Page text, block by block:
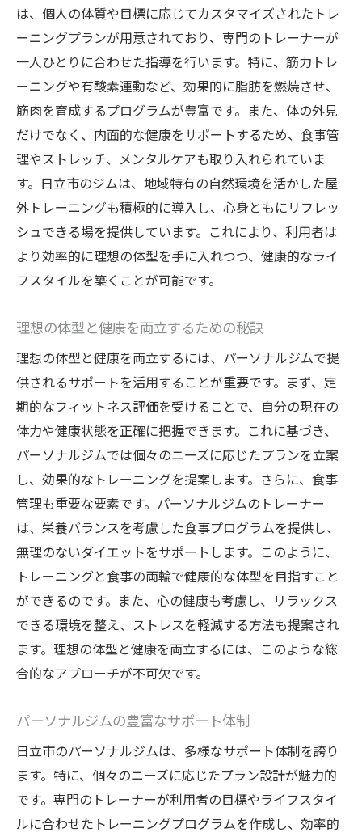
は、個人の体質や目標に応じてカスタマイズされたトレ
ーニングプランが用意されており、専門のトレーナーが
一人ひとりに合わせた指導を行います。特に、筋力トレ
ーニングや有酸素運動など、効果的に脂肪を燃焼させ、
筋肉を育成するプログラムが豊富です。また、体の外見
だけでなく、内面的な健康をサポートするため、食事管
理やストレッチ、メンタルケアも取り入れられていま
す。日立市のジムは、地域特有の自然環境を活かした屋
外トレーニングも積極的に導入し、心身ともにリフレッ
シュできる場を提供しています。これにより、利用者は
より効率的に理想の体型を手に入れつつ、健康的なライ
フスタイルを築くことが可能です。
理想の体型と健康を両立するための秘訣
理想の体型と健康を両立するには、パーソナルジムで提
供されるサポートを活用することが重要です。まず、定
期的なフィットネス評価を受けることで、自分の現在の
体力や健康状態を正確に把握できます。これに基づき、
パーソナルジムでは個々のニーズに応じたプランを立案
し、効果的なトレーニングを提案します。さらに、食事
管理も重要な要素です。パーソナルジムのトレーナー
は、栄養バランスを考慮した食事プログラムを提供し、
無理のないダイエットをサポートします。このように、
トレーニングと食事の両輪で健康的な体型を目指すこと
ができるのです。また、心の健康も考慮し、リラックス
できる環境を整え、ストレスを軽減する方法も提案され
ます。理想の体型と健康を両立するには、このような総
合的なアプローチが不可欠です。
パーソナルジムの豊富なサポート体制
日立市のパーソナルジムは、多様なサポート体制を誇り
ます。特に、個々のニーズに応じたプラン設計が魅力的
です。専門のトレーナーが利用者の目標やライフスタイ
ルに合わせたトレーニングプログラムを作成し、効率的